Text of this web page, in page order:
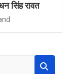
धन सिंह रावत